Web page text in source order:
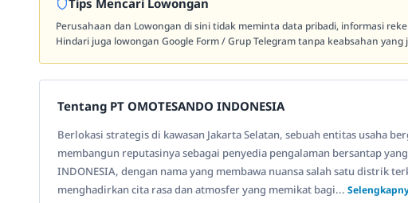
Tips Mencari Lowongan
Perusahaan dan Lowongan di sini tidak meminta data pribadi, informasi
Hindari juga lowongan Google Form / Grup Telegram tanpa keabsahan yang
Tentang PT OMOTESANDO INDONESIA
Berlokasi strategis di kawasan Jakarta Selatan, sebuah entitas usaha
membangun reputasinya sebagai penyedia pengalaman bersantap yang
INDONESIA, dengan nama yang membawa nuansa salah satu distrik
menghadirkan cita rasa dan atmosfer yang memikat bagi...